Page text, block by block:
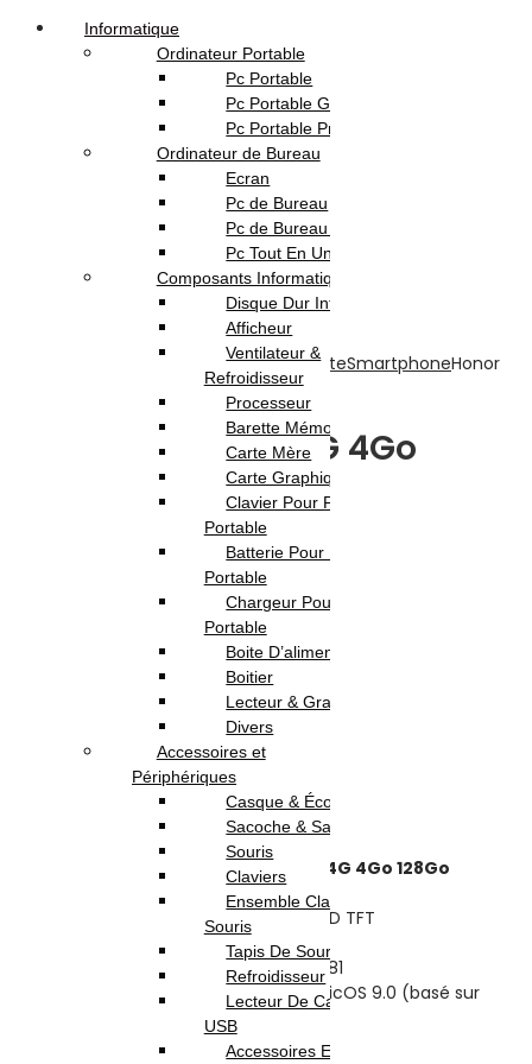
Téléphonie & TabletteSmartphoneHonor
X5c PLUS 4G 4Go 128Go
Honor X5c PLUS 4G 4Go
Previous product
Vivo Y04 4Go 64Go 389.000DT
Infinix Hot 60i 6Go 128Go449.000
Rupture de stock
Smartphone Honor X5c Plus 4G 4Go 128Go
6,74 pouces
Technologie d’affichage :LCD TFT
Résolution :
720 x 1600px
Processeur :
MediaTek Helio G81
Système d’exploitation :MagicOS 9.0 (basé sur
Informatique
Ordinateur Portable
Pc Portable
Pc Portable Gamer
Pc Portable Pro
Ordinateur de Bureau
Ecran
Pc de Bureau
Pc de Bureau Gamer
Pc Tout En Un
Composants Informatique
Disque Dur Interne
Afficheur
Ventilateur &
Refroidisseur
Processeur
Barette Mémoire
Carte Mère
Carte Graphique
Clavier Pour Pc
Portable
Batterie Pour Pc
Portable
Chargeur Pour Pc
Portable
Boite D’alimentation
Boitier
Lecteur & Graveur
Divers
Accessoires et
Périphériques
Casque & Écouteur
Sacoche & Sac A Dos
Souris
Claviers
Ensemble Clavier et
Souris
Tapis De Souris
Refroidisseur
Lecteur De Cartes & Hub
USB
Accessoires Ecran